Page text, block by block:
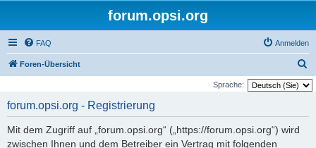
forum.opsi.org
FAQ Anmelden
Foren-Übersicht
u
Sprache:
forum.opsi.org - Registrierung
Mit dem Zugriff auf „forum.opsi.org“ („https://forum.opsi.org“) wird
zwischen Ihnen und dem Betreiber ein Vertrag mit folgenden